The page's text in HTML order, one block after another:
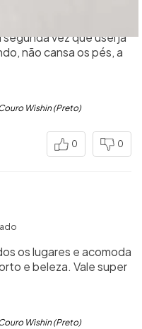
vez que usei já
não cansa os pés, a
Wishin (Preto)
0 0
os lugares e acomoda
e beleza. Vale super
Wishin (Preto)